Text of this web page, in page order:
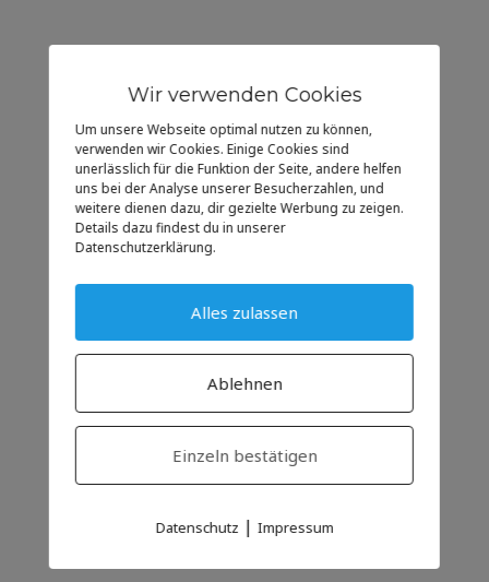
Wir verwenden Cookies
Um unsere Webseite optimal nutzen zu können,
verwenden wir Cookies. Einige Cookies sind
unerlässlich für die Funktion der Seite, andere helfen
uns bei der Analyse unserer Besucherzahlen, und
weitere dienen dazu, dir gezielte Werbung zu zeigen.
Details dazu findest du in unserer
Datenschutzerklärung.
Alles zulassen
Ablehnen
Einzeln bestätigen
Datenschutz | Impressum